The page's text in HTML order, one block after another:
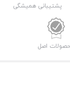
پشتیبانی همیشگی
اصل